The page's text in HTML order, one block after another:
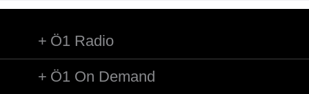
Ö1 Radio
Ö1 On Demand